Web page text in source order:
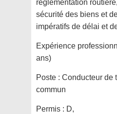
réglementation
sécurité des biens et
impératifs de délai et
Expérience
ans)
Poste : Conducteur de
commun
Permis : D,